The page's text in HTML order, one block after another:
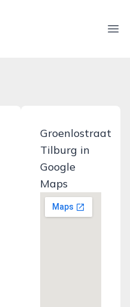
Groenlostraat
Tilburg in
Google
Maps